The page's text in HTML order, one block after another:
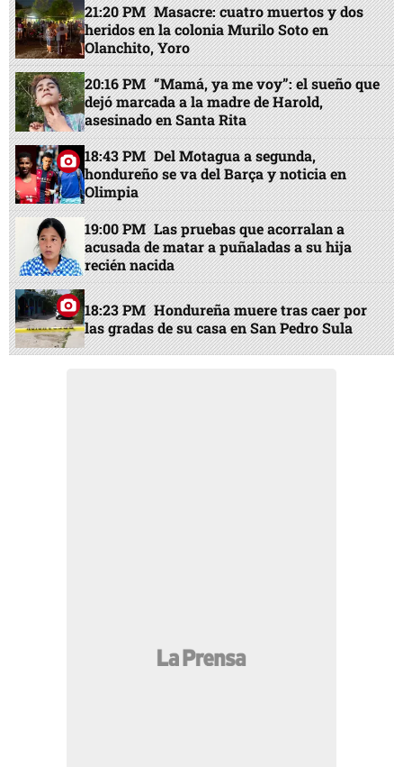
21:20 PM Masacre: cuatro muertos y dos
heridos en la colonia Murilo Soto en
Olanchito, Yoro
20:16 PM “Mamá, ya me voy”: el sueño que
dejó marcada a la madre de Harold,
asesinado en Santa Rita
18:43 PM Del Motagua a segunda,
hondureño se va del Barça y noticia en
Olimpia
19:00 PM Las pruebas que acorralan a
acusada de matar a puñaladas a su hija
recién nacida
18:23 PM Hondureña muere tras caer por
las gradas de su casa en San Pedro Sula